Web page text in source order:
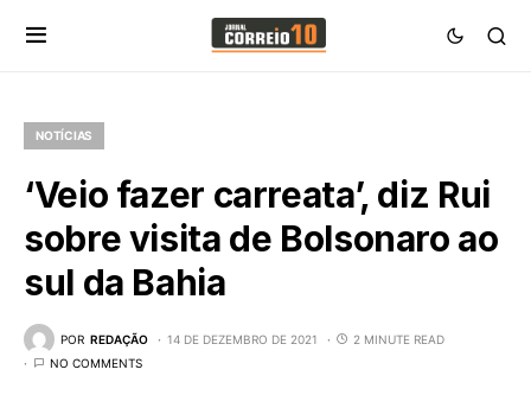
NOTÍCIAS
‘Veio fazer carreata’, diz Rui
sobre visita de Bolsonaro ao
sul da Bahia
POR REDAÇÃO 14 DE DEZEMBRO DE 2021
2 MINUTE READ
NO COMMENTS